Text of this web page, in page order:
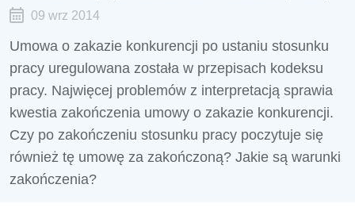
09 wrz 2014
Umowa o zakazie konkurencji po ustaniu stosunku
pracy uregulowana została w przepisach kodeksu
pracy. Najwięcej problemów z interpretacją sprawia
kwestia zakończenia umowy o zakazie konkurencji.
Czy po zakończeniu stosunku pracy poczytuje się
również tę umowę za zakończoną? Jakie są warunki
zakończenia?